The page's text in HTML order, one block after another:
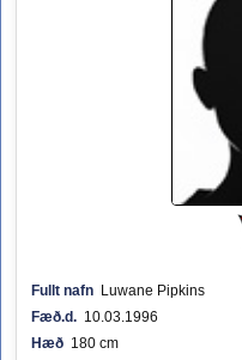
Fullt nafn Luwane Pipkins
Fæð.d. 10.03.1996
Hæð 180 cm